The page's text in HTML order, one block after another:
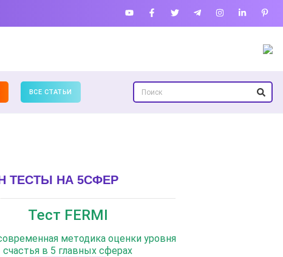
ВСЕ СТАТЬИ
ТЕСТЫ НА 5СФЕР
Тест FERMI
методика оценки уровня
счастья в 5 главных сферах